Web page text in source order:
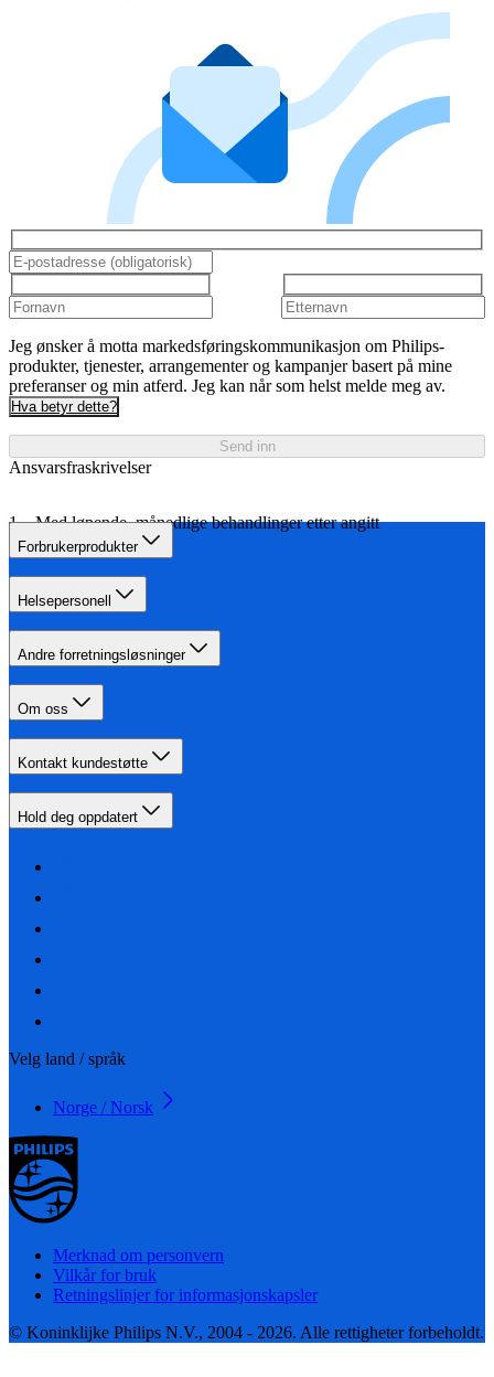
Jeg ønsker å motta markedsføringskommunikasjon om Philips-
produkter, tjenester, arrangementer og kampanjer basert på mine
preferanser og min atferd. Jeg kan når som helst melde meg av.
Hva betyr dette?
Send inn
Ansvarsfraskrivelser
Med løpende, månedlige behandlinger etter angitt
behandlingsplan.
Forbrukerprodukter
Helsepersonell
Andre forretningsløsninger
Om oss
Kontakt kundestøtte
Hold deg oppdatert
Velg land / språk
Norge / Norsk
Merknad om personvern
Vilkår for bruk
Retningslinjer for informasjonskapsler
© Koninklijke Philips N.V., 2004 - 2026. Alle rettigheter forbeholdt.